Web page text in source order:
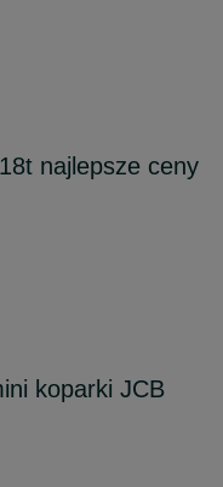
najlepsze ceny
koparki JCB